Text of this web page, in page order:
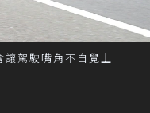
讓駕駛嘴角不自覺上